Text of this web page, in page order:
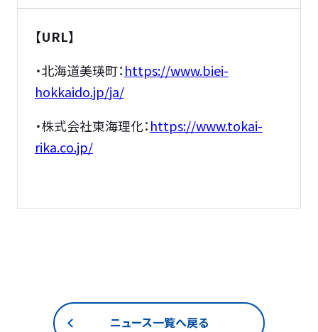
【URL】
・北海道美瑛町：https://www.biei-
hokkaido.jp/ja/
・株式会社東海理化：https://www.tokai-
rika.co.jp/
ニュース一覧へ戻る